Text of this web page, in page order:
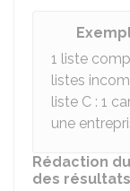
1 liste
listes
liste C : 1
une
Rédaction
des résultats